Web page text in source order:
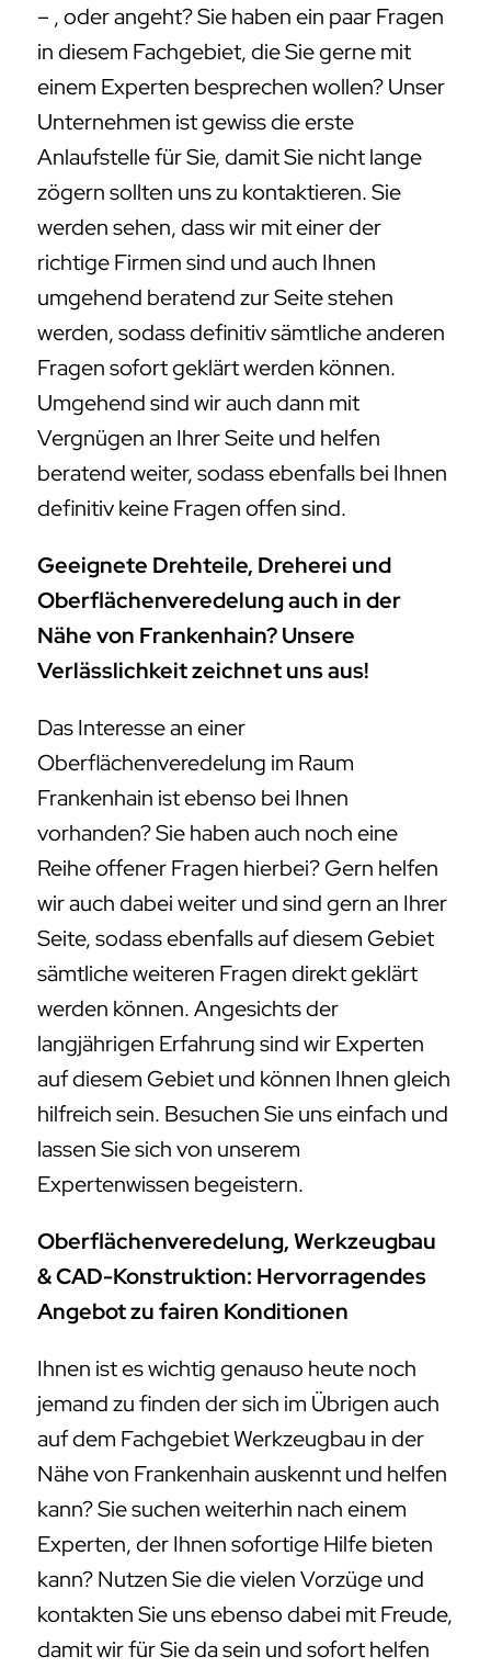
– , oder angeht? Sie haben ein paar Fragen
in diesem Fachgebiet, die Sie gerne mit
einem Experten besprechen wollen? Unser
Unternehmen ist gewiss die erste
Anlaufstelle für Sie, damit Sie nicht lange
zögern sollten uns zu kontaktieren. Sie
werden sehen, dass wir mit einer der
richtige Firmen sind und auch Ihnen
umgehend beratend zur Seite stehen
werden, sodass definitiv sämtliche anderen
Fragen sofort geklärt werden können.
Umgehend sind wir auch dann mit
Vergnügen an Ihrer Seite und helfen
beratend weiter, sodass ebenfalls bei Ihnen
definitiv keine Fragen offen sind.
Geeignete Drehteile, Dreherei und
Oberflächenveredelung auch in der
Nähe von Frankenhain? Unsere
Verlässlichkeit zeichnet uns aus!
Das Interesse an einer
Oberflächenveredelung im Raum
Frankenhain ist ebenso bei Ihnen
vorhanden? Sie haben auch noch eine
Reihe offener Fragen hierbei? Gern helfen
wir auch dabei weiter und sind gern an Ihrer
Seite, sodass ebenfalls auf diesem Gebiet
sämtliche weiteren Fragen direkt geklärt
werden können. Angesichts der
langjährigen Erfahrung sind wir Experten
auf diesem Gebiet und können Ihnen gleich
hilfreich sein. Besuchen Sie uns einfach und
lassen Sie sich von unserem
Expertenwissen begeistern.
Oberflächenveredelung, Werkzeugbau
& CAD-Konstruktion: Hervorragendes
Angebot zu fairen Konditionen
Ihnen ist es wichtig genauso heute noch
jemand zu finden der sich im Übrigen auch
auf dem Fachgebiet Werkzeugbau in der
Nähe von Frankenhain auskennt und helfen
kann? Sie suchen weiterhin nach einem
Experten, der Ihnen sofortige Hilfe bieten
kann? Nutzen Sie die vielen Vorzüge und
kontakten Sie uns ebenso dabei mit Freude,
damit wir für Sie da sein und sofort helfen